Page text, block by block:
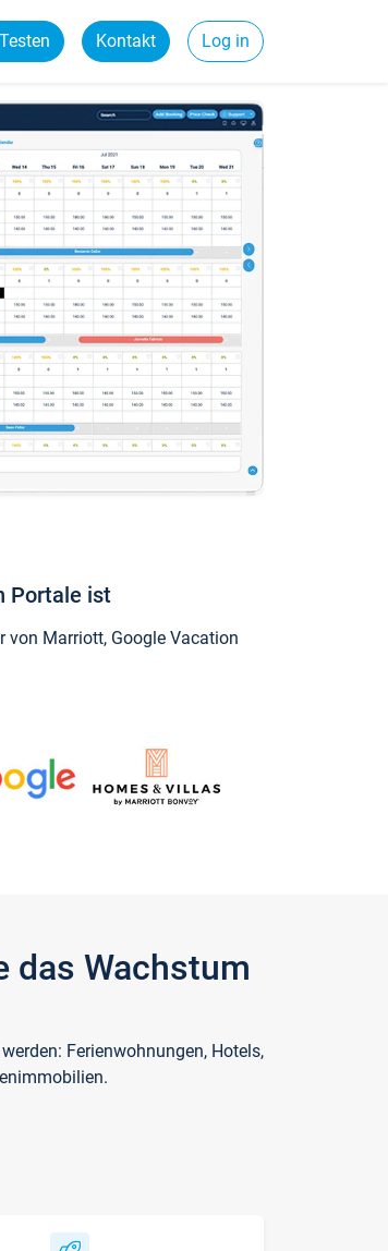
Kontakt Log in
Portale ist
von Marriott, Google Vacation
das Wachstum
Ferienwohnungen, Hotels,